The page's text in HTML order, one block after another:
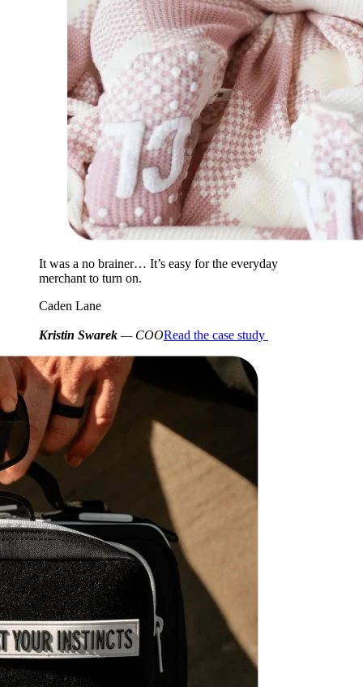
It was a no brainer… It’s easy for the everyday
merchant to turn on.
Caden Lane
Kristin Swarek — COORead the case study